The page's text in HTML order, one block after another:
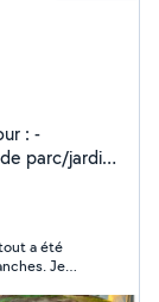
: -
a été
Je